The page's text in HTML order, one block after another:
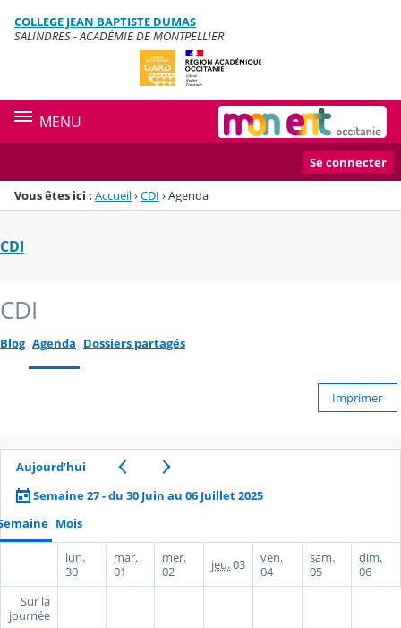
Menu de la rubrique
Contenu
COLLEGE JEAN BAPTISTE DUMAS
SALINDRES - ACADÉMIE DE MONTPELLIER
MENU
Se connecter
Vous êtes ici : Accueil›CDI ›Agenda
CDI
CDI
Blog Agenda Dossiers partagés
Imprimer
Aujourd’hui
Semaine 27 - du 30 Juin au 06 Juillet 2025
Mois
lun.
30
mar.
01
mer.
02
jeu.03
ven.
04
sam.
05
dim.
06
Sur la
journée